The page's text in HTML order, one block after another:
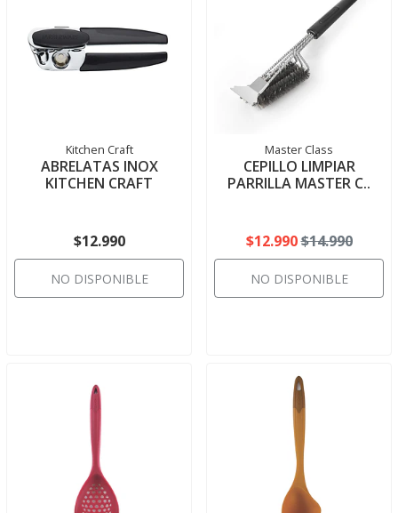
Kitchen Craft
ABRELATAS INOX
KITCHEN CRAFT
$12.990
NO DISPONIBLE
Master Class
CEPILLO LIMPIAR
PARRILLA MASTER C..
$12.990$14.990
NO DISPONIBLE